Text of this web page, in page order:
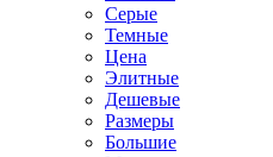
Серые
Темные
Цена
Элитные
Дешевые
Размеры
Большие